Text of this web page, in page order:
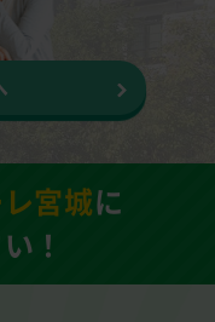
宮城に
！